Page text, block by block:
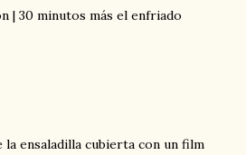
| 30 minutos más el enfriado
la ensaladilla cubierta con un film